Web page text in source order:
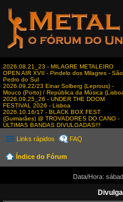
2026.08.21_23 - MILAGRE METALEIRO
OPEN AIR XVII - Pindelo dos Milagres - São
Pedro do Sul
2026.09.22/23 Einar Solberg (Leprous) -
Mouco (Porto) / República da Música
2026.09.25_26 - UNDER THE DOOM
FESTIVAL 2026 - Lisboa
2026.10.16/17 - BLACK BOX FEST
(Guimarães) @ TROVADORES DO CANO -
ÚLTIMAS BANDAS DIVULGADAS!!!
Links rápidos FAQ
Índice do Fórum
Data/Hora: